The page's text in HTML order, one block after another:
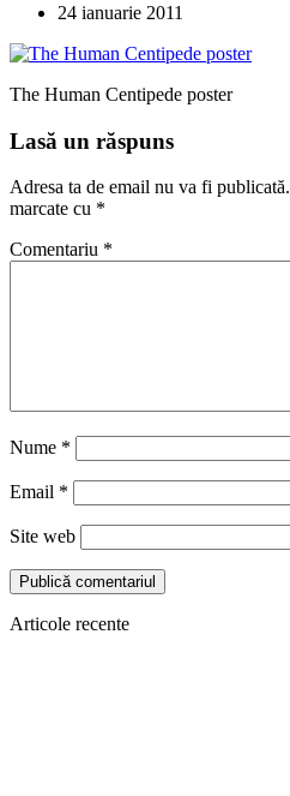
24 ianuarie 2011
The Human Centipede poster
Lasă un răspuns
Adresa ta de email nu va fi publicată.
marcate cu *
Comentariu *
Nume *
Email *
Site web
Articole recente